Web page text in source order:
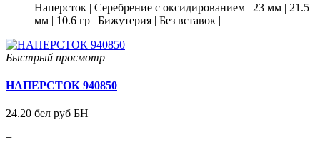
Наперсток | Серебрение с оксидированием | 23 мм | 21.5
мм | 10.6 гр | Бижутерия | Без вставок |
Быстрый просмотр
НАПЕРСТОК 940850
24.20 бел руб БН
+